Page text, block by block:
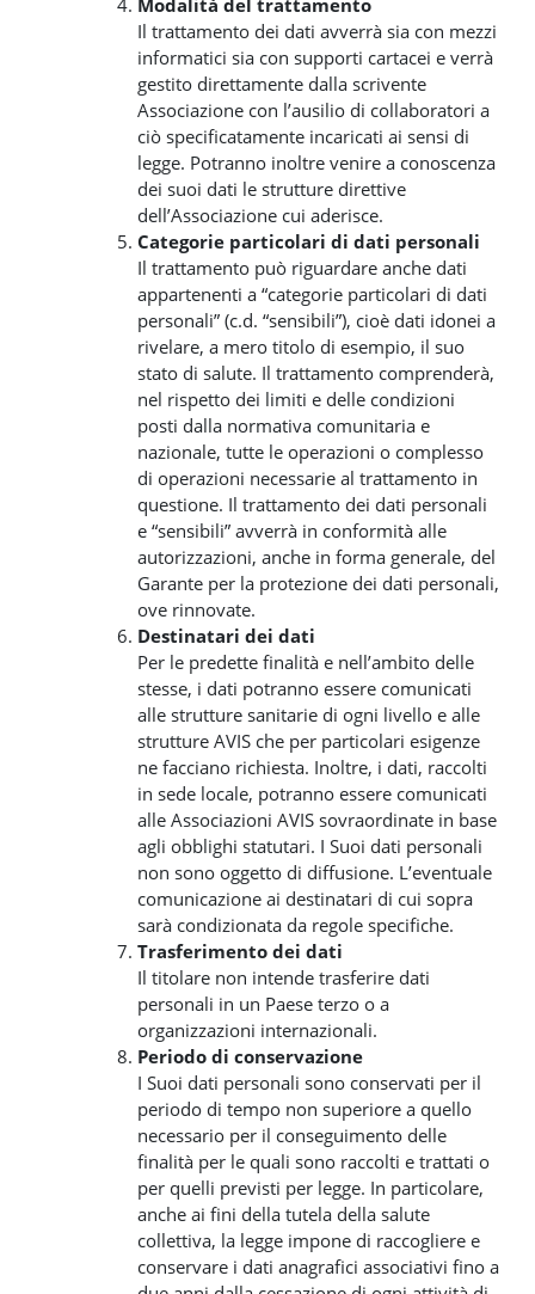
Modalità del trattamento
Il trattamento dei dati avverrà sia con mezzi
informatici sia con supporti cartacei e verrà
gestito direttamente dalla scrivente
Associazione con l’ausilio di collaboratori a
ciò specificatamente incaricati ai sensi di
legge. Potranno inoltre venire a conoscenza
dei suoi dati le strutture direttive
dell’Associazione cui aderisce.
Categorie particolari di dati personali
Il trattamento può riguardare anche dati
appartenenti a “categorie particolari di dati
personali” (c.d. “sensibili”), cioè dati idonei a
rivelare, a mero titolo di esempio, il suo
stato di salute. Il trattamento comprenderà,
nel rispetto dei limiti e delle condizioni
posti dalla normativa comunitaria e
nazionale, tutte le operazioni o complesso
di operazioni necessarie al trattamento in
questione. Il trattamento dei dati personali
e “sensibili” avverrà in conformità alle
autorizzazioni, anche in forma generale, del
Garante per la protezione dei dati personali,
ove rinnovate.
Destinatari dei dati
Per le predette finalità e nell’ambito delle
stesse, i dati potranno essere comunicati
alle strutture sanitarie di ogni livello e alle
strutture AVIS che per particolari esigenze
ne facciano richiesta. Inoltre, i dati, raccolti
in sede locale, potranno essere comunicati
alle Associazioni AVIS sovraordinate in base
agli obblighi statutari. I Suoi dati personali
non sono oggetto di diffusione. L’eventuale
comunicazione ai destinatari di cui sopra
sarà condizionata da regole specifiche.
Trasferimento dei dati
Il titolare non intende trasferire dati
personali in un Paese terzo o a
organizzazioni internazionali.
Periodo di conservazione
I Suoi dati personali sono conservati per il
periodo di tempo non superiore a quello
necessario per il conseguimento delle
finalità per le quali sono raccolti e trattati o
per quelli previsti per legge. In particolare,
anche ai fini della tutela della salute
collettiva, la legge impone di raccogliere e
conservare i dati anagrafici associativi fino a